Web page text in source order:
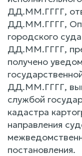
ДД.ММ.ГГГГ,
ДД.ММ.ГГГГ,
городского
ДД.ММ.ГГГГ,
получено
ДД.ММ.ГГГГ,
службой
кадастра
направления
постановления.